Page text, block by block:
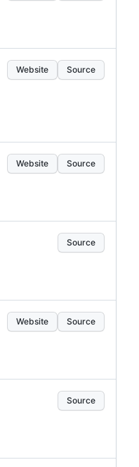
Website Source
Website Source
Source
Website Source
Source